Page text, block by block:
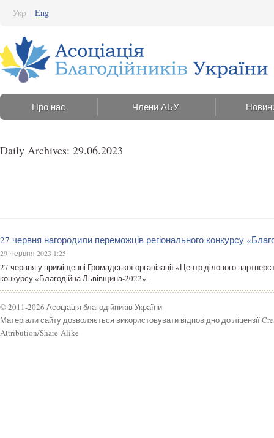
Укр | Eng
Про нас Члени АБУ
Daily Archives: 29.06.2023
27 червня нагородили переможців регіонального конкурсу
29 Червня 2023 1:25
27 червня у приміщенні Громадської організації «Центр ділового
конкурсу «Благодійна Львівщина-2022».
© 2011-2026 Асоціація благодійників України
Матеріали сайту дозволяється використовувати відповідно до ліцензії
Attribution/Share-Alike